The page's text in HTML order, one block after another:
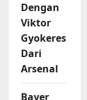
Dengan
Viktor
Gyokeres
Dari
Arsenal
Bayer